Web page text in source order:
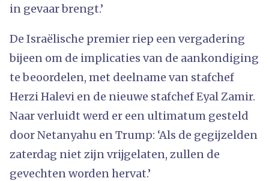
in gevaar brengt.’
De Israëlische premier riep een vergadering
bijeen om de implicaties van de aankondiging
te beoordelen, met deelname van stafchef
Herzi Halevi en de nieuwe stafchef Eyal Zamir.
Naar verluidt werd er een ultimatum gesteld
door Netanyahu en Trump: ‘Als de gegijzelden
zaterdag niet zijn vrijgelaten, zullen de
gevechten worden hervat.’